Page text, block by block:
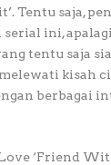
Tentu saja,
ini,
tentu saja
kisah
berbagai
‘Friend